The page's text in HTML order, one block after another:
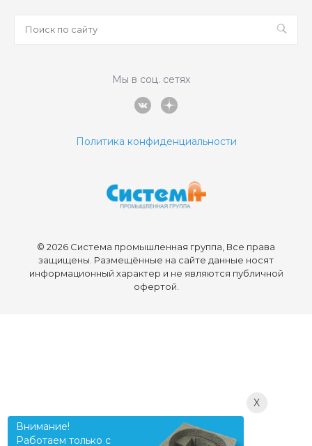
Мы в соц. сетях
Политика конфиденциальности
© 2026 Система промышленная группа, Все права
защищены. Размещённые на сайте данные носят
информационный характер и не являются публичной
офертой.
X
Внимание!
Работаем только с